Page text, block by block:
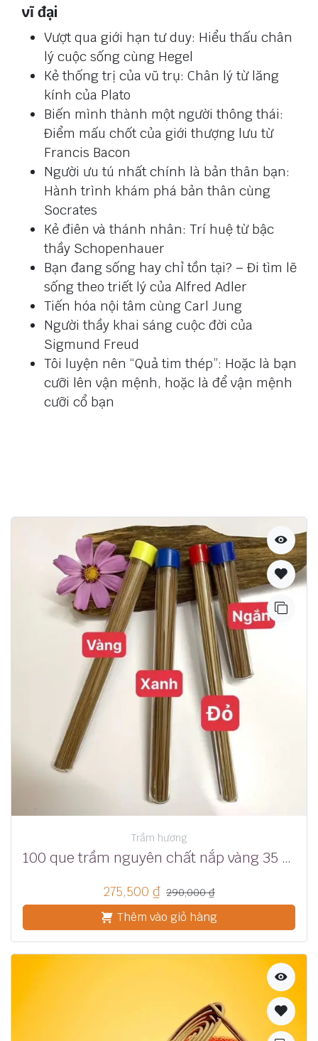
vĩ đại
Vượt qua giới hạn tư duy: Hiểu thấu chân
lý cuộc sống cùng Hegel
Kẻ thống trị của vũ trụ: Chân lý từ lăng
kính của Plato
Biến mình thành một người thông thái:
Điểm mấu chốt của giới thượng lưu từ
Francis Bacon
Người ưu tú nhất chính là bản thân bạn:
Hành trình khám phá bản thân cùng
Socrates
Kẻ điên và thánh nhân: Trí huệ từ bậc
thầy Schopenhauer
Bạn đang sống hay chỉ tồn tại? – Đi tìm lẽ
sống theo triết lý của Alfred Adler
Tiến hóa nội tâm cùng Carl Jung
Người thầy khai sáng cuộc đời của
Sigmund Freud
Tôi luyện nên “Quả tim thép”: Hoặc là bạn
cưỡi lên vận mệnh, hoặc là để vận mệnh
cưỡi cổ bạn
Trầm hương
100 que trầm nguyên chất nắp vàng 35 phút
275,500 ₫ 290,000₫
Thêm vào giỏ hàng